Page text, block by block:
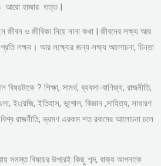
আরো হাজার তত্ত |
জীবন ও জীবিকা নিয়ে নানা কথা | জীবনের লক্ষ্য আর
লক্ষ্য। আর লক্ষ্যের জন্য লক্ষ্য আলোচনা, চিন্তা
? শিক্ষা, সামর্থ, ব্যবসা-বাণিজ্য, রাজনীতি,
ইংরেজি, ইতিহাস, ভূগোল, বিজ্ঞান ,সাহিত্য, সাধারণ
বিশ্ব রাজনীতি, ভ্রমণ এরকম শত রকমের আলোচনা চলে
সমস্ত বিষয়ের উপরেই কিছু শব্দ, বাক্য আপনাকে